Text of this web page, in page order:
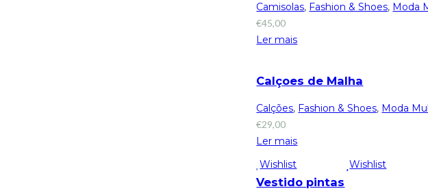
Camisolas, Fashion & Shoes, Moda
€45,00
Ler mais
Calçoes de Malha
Calções, Fashion & Shoes, Moda
€29,00
Ler mais
Wishlist
Wishlist
Vestido pintas